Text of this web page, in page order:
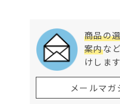
商品の
案内な
けします
メールマ